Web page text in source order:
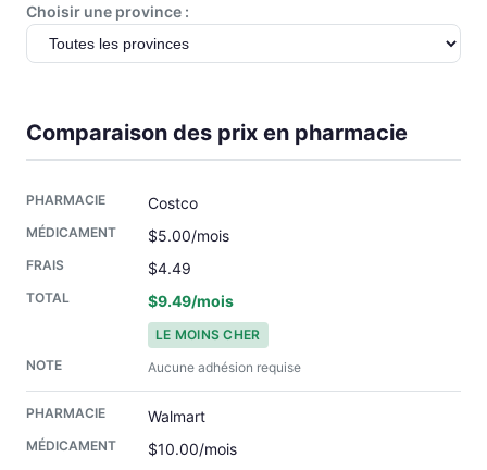
Choisir une province :
Comparaison des prix en pharmacie
Costco
$5.00/mois
$4.49
$9.49/mois
LE MOINS CHER
Aucune adhésion requise
Walmart
$10.00/mois